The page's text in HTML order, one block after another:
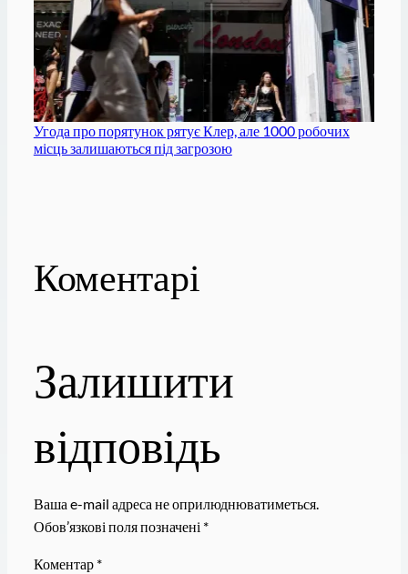
Угода про порятунок рятує Клер, але 1000 робочих
місць залишаються під загрозою
Коментарі
Залишити
відповідь
Ваша e-mail адреса не оприлюднюватиметься.
Обов’язкові поля позначені *
Коментар *